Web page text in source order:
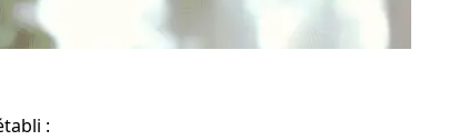
: